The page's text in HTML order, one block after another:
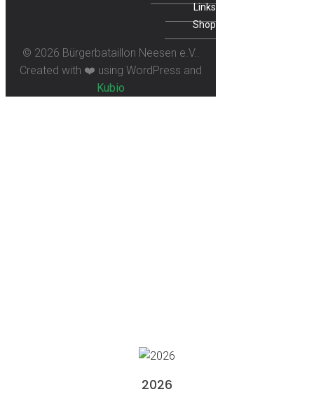
Links
Shop
© 2026 Bürgerbataillon Neesen e.V..
Created with ❤️ using WordPress and
Kubio
2026